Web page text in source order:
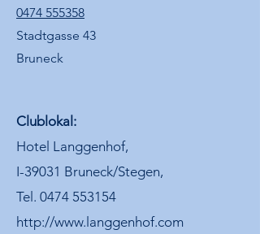
0474 555358
Stadtgasse 43
Bruneck
Clublokal:
Hotel Langgenhof,
I-39031 Bruneck/Stegen,
Tel. 0474 553154
http://www.langgenhof.com